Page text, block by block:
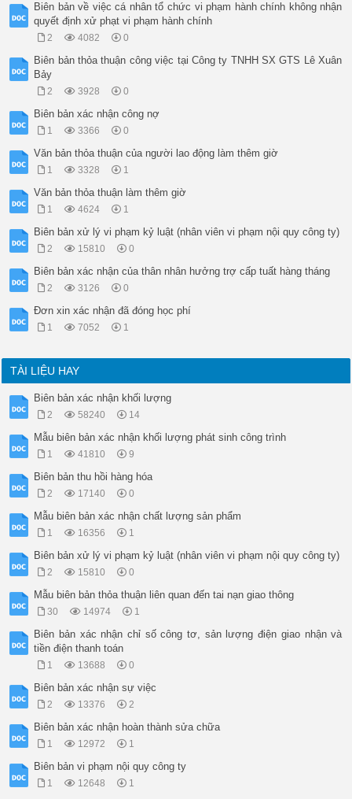
Biên bản về việc cá nhân tổ chức vi phạm hành chính không nhận
quyết định xử phạt vi phạm hành chính
2 4082 0
Biên bản thỏa thuận công việc tại Công ty TNHH SX GTS Lê Xuân
Bảy
2 3928 0
Biên bản xác nhận công nợ
1 3366 0
Văn bản thỏa thuận của người lao động làm thêm giờ
1 3328 1
Văn bản thỏa thuận làm thêm giờ
1 4624 1
Biên bản xử lý vi phạm kỷ luật (nhân viên vi phạm nội quy công ty)
2 15810 0
Biên bản xác nhận của thân nhân hưởng trợ cấp tuất hàng tháng
2 3126 0
Đơn xin xác nhận đã đóng học phí
1 7052 1
TÀI LIỆU HAY
Biên bản xác nhận khối lượng
2 58240 14
Mẫu biên bản xác nhận khối lượng phát sinh công trình
1 41810 9
Biên bản thu hồi hàng hóa
2 17140 0
Mẫu biên bản xác nhận chất lượng sản phẩm
1 16356 1
Biên bản xử lý vi phạm kỷ luật (nhân viên vi phạm nội quy công ty)
2 15810 0
Mẫu biên bản thỏa thuận liên quan đến tai nạn giao thông
30 14974 1
Biên bản xác nhận chỉ số công tơ, sản lượng điện giao nhận và
tiền điện thanh toán
1 13688 0
Biên bản xác nhận sự việc
2 13376 2
Biên bản xác nhận hoàn thành sửa chữa
1 12972 1
Biên bản vi phạm nội quy công ty
1 12648 1